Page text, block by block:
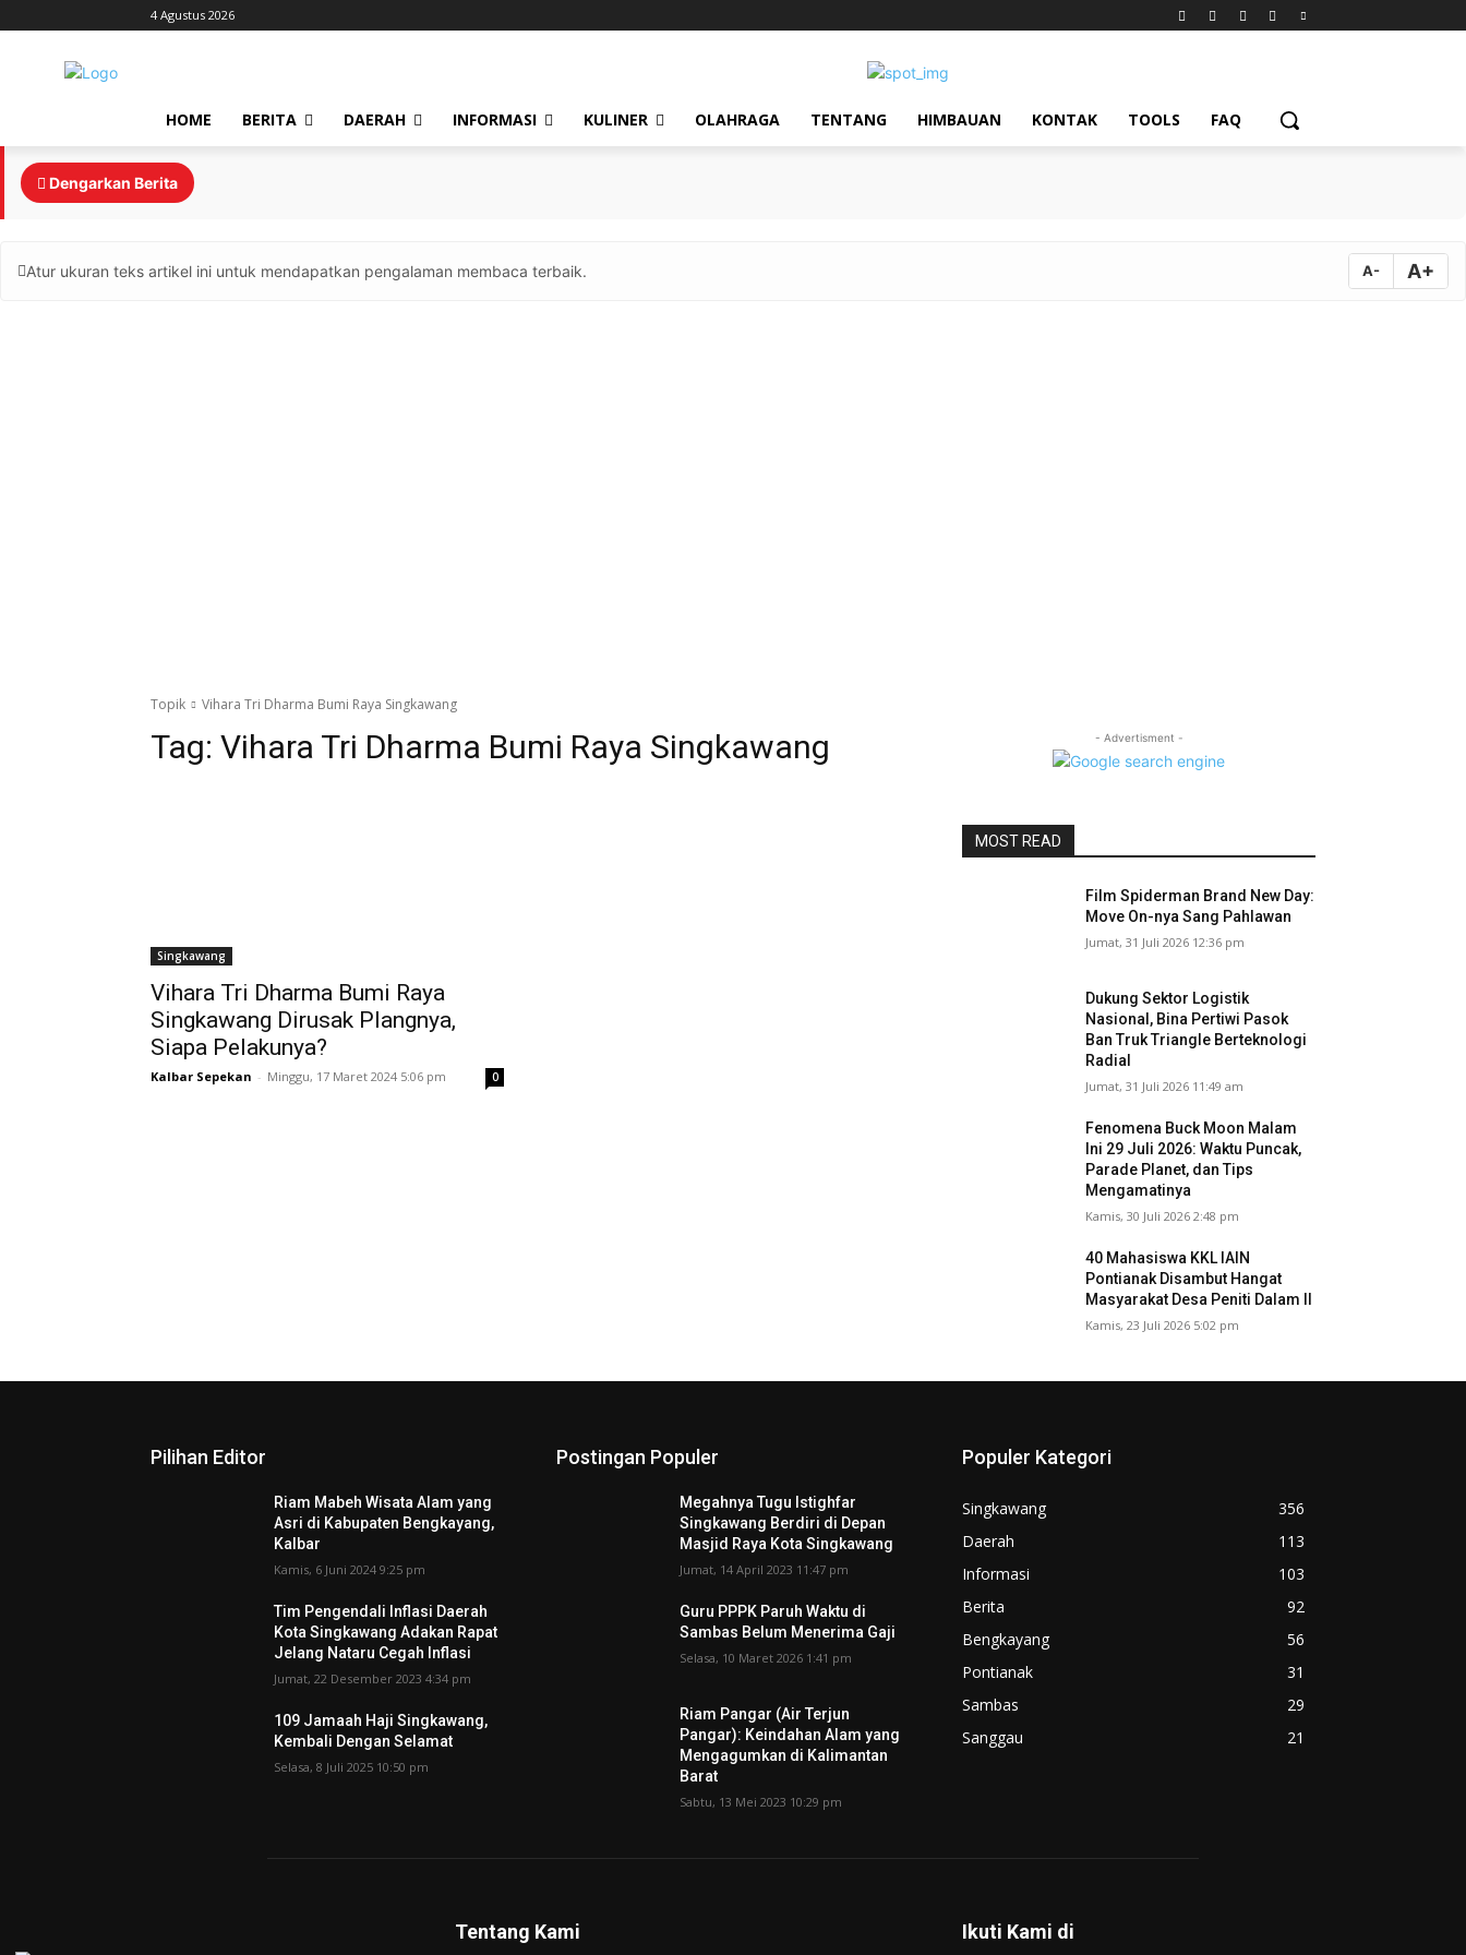
4 Agustus 2026
HOME BERITA DAERAH INFORMASI KULINER OLAHRAGA TENTANG HIMBAUAN KONTAK TOOLS FAQ
Dengarkan Berita
Atur ukuran teks artikel ini untuk mendapatkan pengalaman membaca terbaik. A- A+
Topik Vihara Tri Dharma Bumi Raya Singkawang
Tag: Vihara Tri Dharma Bumi Raya Singkawang
Singkawang
Vihara Tri Dharma Bumi Raya
Singkawang Dirusak Plangnya,
Siapa Pelakunya?
Kalbar Sepekan - Minggu, 17 Maret 2024 5:06 pm 0
- Advertisment -
MOST READ
Film Spiderman Brand New Day:
Move On-nya Sang Pahlawan
Jumat, 31 Juli 2026 12:36 pm
Dukung Sektor Logistik
Nasional, Bina Pertiwi Pasok
Ban Truk Triangle Berteknologi
Radial
Jumat, 31 Juli 2026 11:49 am
Fenomena Buck Moon Malam
Ini 29 Juli 2026: Waktu Puncak,
Parade Planet, dan Tips
Mengamatinya
Kamis, 30 Juli 2026 2:48 pm
40 Mahasiswa KKL IAIN
Pontianak Disambut Hangat
Masyarakat Desa Peniti Dalam II
Kamis, 23 Juli 2026 5:02 pm
Pilihan Editor
Riam Mabeh Wisata Alam yang
Asri di Kabupaten Bengkayang,
Kalbar
Kamis, 6 Juni 2024 9:25 pm
Tim Pengendali Inflasi Daerah
Kota Singkawang Adakan Rapat
Jelang Nataru Cegah Inflasi
Jumat, 22 Desember 2023 4:34 pm
109 Jamaah Haji Singkawang,
Kembali Dengan Selamat
Selasa, 8 Juli 2025 10:50 pm
Postingan Populer
Megahnya Tugu Istighfar
Singkawang Berdiri di Depan
Masjid Raya Kota Singkawang
Jumat, 14 April 2023 11:47 pm
Guru PPPK Paruh Waktu di
Sambas Belum Menerima Gaji
Selasa, 10 Maret 2026 1:41 pm
Riam Pangar (Air Terjun
Pangar): Keindahan Alam yang
Mengagumkan di Kalimantan
Barat
Sabtu, 13 Mei 2023 10:29 pm
Populer Kategori
Singkawang
356
Daerah
113
Informasi
103
Berita
92
Bengkayang
56
Pontianak
31
Sambas
29
Sanggau
21
Tentang Kami Ikuti Kami di